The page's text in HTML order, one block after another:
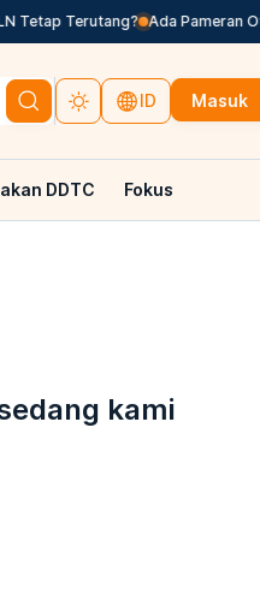
Tetap Terutang? Ada Pameran
ID Masuk
DDTC Fokus
kami